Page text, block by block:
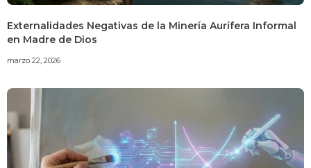
Externalidades Negativas de la Minería Aurífera Informal
en Madre de Dios
marzo 22, 2026